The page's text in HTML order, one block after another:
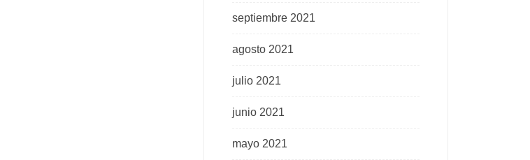
septiembre 2021
agosto 2021
julio 2021
junio 2021
mayo 2021